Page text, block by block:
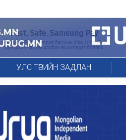
УЛС ТӨРИЙН ЗАДЛАН